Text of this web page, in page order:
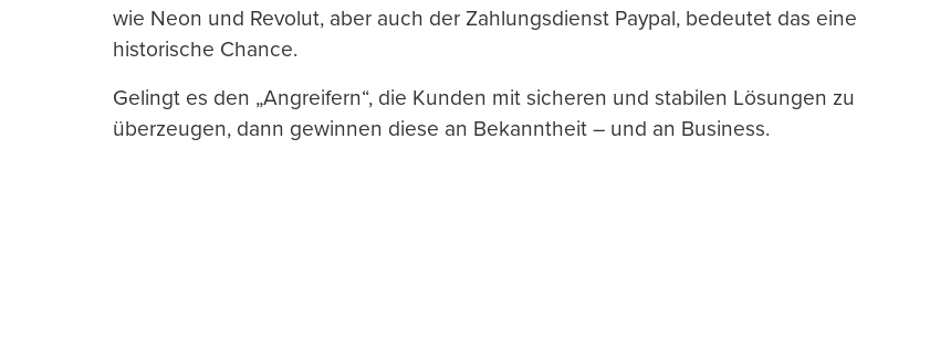
wie Neon und Revolut, aber auch der Zahlungsdienst Paypal, bedeutet das eine
historische Chance.
Gelingt es den „Angreifern“, die Kunden mit sicheren und stabilen Lösungen zu
überzeugen, dann gewinnen diese an Bekanntheit – und an Business.